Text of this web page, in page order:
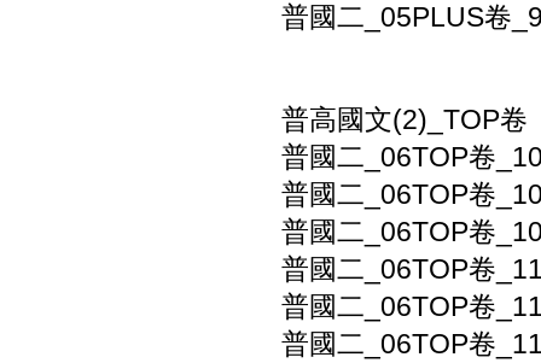
普國二_05PLUS卷
普高國文(2)_TOP卷
普國二_06TOP卷
普國二_06TOP卷
普國二_06TOP卷
普國二_06TOP卷
普國二_06TOP卷
普國二_06TOP卷